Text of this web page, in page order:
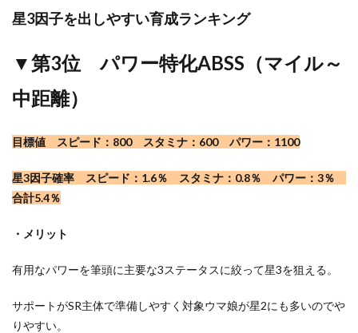
星3因子を出しやすい育成ランキング
▼第3位 パワー特化ABSS（マイル～
中距離）
目標値 スピード：800 スタミナ：600 パワー：1100
星3因子確率 スピード：1.6％ スタミナ：0.8％ パワー：3％
合計5.4％
・メリット
有用なパワーを筆頭に主要な3ステータスに絞って星3を狙える。
サポートがSR主体で準備しやすく対象ウマ娘が星2にも多いのでや
りやすい。